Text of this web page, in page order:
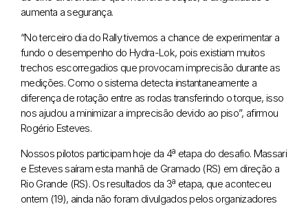
aumenta a segurança.
“No terceiro dia do Rally tivemos a chance de experimentar a
fundo o desempenho do Hydra-Lok, pois existiam muitos
trechos escorregadios que provocam imprecisão durante as
medições. Como o sistema detecta instantaneamente a
diferença de rotação entre as rodas transferindo o torque, isso
nos ajudou a minimizar a imprecisão devido ao piso”, afirmou
Rogério Esteves.
Nossos pilotos participam hoje da 4ª etapa do desafio. Massari
e Esteves saíram esta manhã de Gramado (RS) em direção a
Rio Grande (RS). Os resultados da 3ª etapa, que aconteceu
ontem (19), ainda não foram divulgados pelos organizadores